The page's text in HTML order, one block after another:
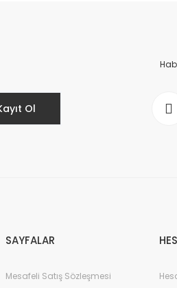
Ol
SAYFALAR
Mesafeli Satış Sözleşmesi